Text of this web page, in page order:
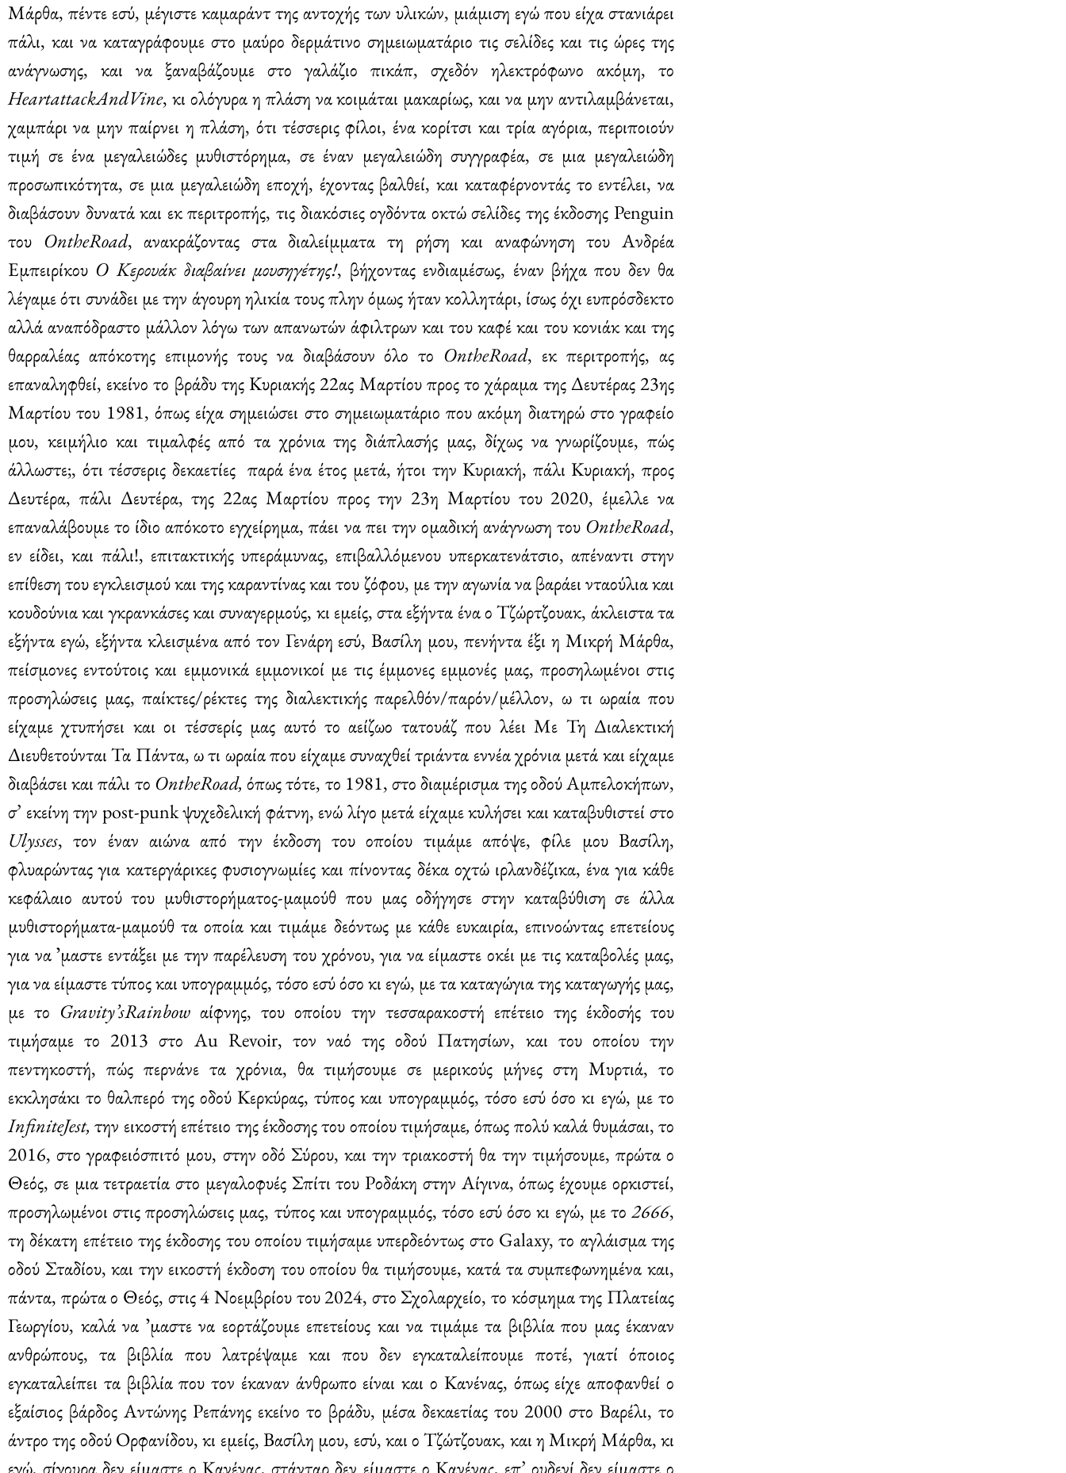
Μάρθα, πέντε εσύ, μέγιστε καμαράντ της αντοχής των υλικών, μιάμιση εγώ που είχα στανιάρει
πάλι, και να καταγράφουμε στο μαύρο δερμάτινο σημειωματάριο τις σελίδες και τις ώρες της
ανάγνωσης, και να ξαναβάζουμε στο γαλάζιο πικάπ, σχεδόν ηλεκτρόφωνο ακόμη, το
HeartattackAndVine, κι ολόγυρα η πλάση να κοιμάται μακαρίως, και να μην αντιλαμβάνεται,
χαμπάρι να μην παίρνει η πλάση, ότι τέσσερις φίλοι, ένα κορίτσι και τρία αγόρια, περιποιούν
τιμή σε ένα μεγαλειώδες μυθιστόρημα, σε έναν μεγαλειώδη συγγραφέα, σε μια μεγαλειώδη
προσωπικότητα, σε μια μεγαλειώδη εποχή, έχοντας βαλθεί, και καταφέρνοντάς το εντέλει, να
διαβάσουν δυνατά και εκ περιτροπής, τις διακόσιες ογδόντα οκτώ σελίδες της έκδοσης Penguin
του OntheRoad, ανακράζοντας στα διαλείμματα τη ρήση και αναφώνηση του Ανδρέα
Εμπειρίκου Ο Κερουάκ διαβαίνει μουσηγέτης!, βήχοντας ενδιαμέσως, έναν βήχα που δεν θα
λέγαμε ότι συνάδει με την άγουρη ηλικία τους πλην όμως ήταν κολλητάρι, ίσως όχι ευπρόσδεκτο
αλλά αναπόδραστο μάλλον λόγω των απανωτών άφιλτρων και του καφέ και του κονιάκ και της
θαρραλέας απόκοτης επιμονής τους να διαβάσουν όλο το OntheRoad, εκ περιτροπής, ας
επαναληφθεί, εκείνο το βράδυ της Κυριακής 22ας Μαρτίου προς το χάραμα της Δευτέρας 23ης
Μαρτίου του 1981, όπως είχα σημειώσει στο σημειωματάριο που ακόμη διατηρώ στο γραφείο
μου, κειμήλιο και τιμαλφές από τα χρόνια της διάπλασής μας, δίχως να γνωρίζουμε, πώς
άλλωστε;, ότι τέσσερις δεκαετίες παρά ένα έτος μετά, ήτοι την Κυριακή, πάλι Κυριακή, προς
Δευτέρα, πάλι Δευτέρα, της 22ας Μαρτίου προς την 23η Μαρτίου του 2020, έμελλε να
επαναλάβουμε το ίδιο απόκοτο εγχείρημα, πάει να πει την ομαδική ανάγνωση του OntheRoad,
εν είδει, και πάλι!, επιτακτικής υπεράμυνας, επιβαλλόμενου υπερκατενάτσιο, απέναντι στην
επίθεση του εγκλεισμού και της καραντίνας και του ζόφου, με την αγωνία να βαράει νταούλια και
κουδούνια και γκρανκάσες και συναγερμούς, κι εμείς, στα εξήντα ένα ο Τζώρτζουακ, άκλειστα τα
εξήντα εγώ, εξήντα κλεισμένα από τον Γενάρη εσύ, Βασίλη μου, πενήντα έξι η Μικρή Μάρθα,
πείσμονες εντούτοις και εμμονικά εμμονικοί με τις έμμονες εμμονές μας, προσηλωμένοι στις
προσηλώσεις μας, παίκτες/ρέκτες της διαλεκτικής παρελθόν/παρόν/μέλλον, ω τι ωραία που
είχαμε χτυπήσει και οι τέσσερίς μας αυτό το αείζωο τατουάζ που λέει Με Τη Διαλεκτική
Διευθετούνται Τα Πάντα, ω τι ωραία που είχαμε συναχθεί τριάντα εννέα χρόνια μετά και είχαμε
διαβάσει και πάλι το OntheRoad,όπως τότε, το 1981, στο διαμέρισμα της οδού Αμπελοκήπων,
σ’ εκείνη την post-punk ψυχεδελική φάτνη, ενώ λίγο μετά είχαμε κυλήσει και καταβυθιστεί στο
Ulysses, τον έναν αιώνα από την έκδοση του οποίου τιμάμε απόψε, φίλε μου Βασίλη,
φλυαρώντας για κατεργάρικες φυσιογνωμίες και πίνοντας δέκα οχτώ ιρλανδέζικα, ένα για κάθε
κεφάλαιο αυτού του μυθιστορήματος-μαμούθ που μας οδήγησε στην καταβύθιση σε άλλα
μυθιστορήματα-μαμούθ τα οποία και τιμάμε δεόντως με κάθε ευκαιρία, επινοώντας επετείους
για να ʼμαστε εντάξει με την παρέλευση του χρόνου, για να είμαστε οκέι με τις καταβολές μας,
για να είμαστε τύπος και υπογραμμός, τόσο εσύ όσο κι εγώ, με τα καταγώγια της καταγωγής μας,
με το Gravity’sRainbow αίφνης, του οποίου την τεσσαρακοστή επέτειο της έκδοσής του
τιμήσαμε το 2013 στο Au Revoir, τον ναό της οδού Πατησίων, και του οποίου την
πεντηκοστή, πώς περνάνε τα χρόνια, θα τιμήσουμε σε μερικούς μήνες στη Μυρτιά, το
εκκλησάκι το θαλπερό της οδού Κερκύρας, τύπος και υπογραμμός, τόσο εσύ όσο κι εγώ, με το
InfiniteJest,την εικοστή επέτειο της έκδοσης του οποίου τιμήσαμε,όπως πολύ καλά θυμάσαι, το
2016, στο γραφειόσπιτό μου, στην οδό Σύρου, και την τριακοστή θα την τιμήσουμε, πρώτα ο
Θεός, σε μια τετραετία στο μεγαλοφυές Σπίτι του Ροδάκη στην Αίγινα, όπως έχουμε ορκιστεί,
προσηλωμένοι στις προσηλώσεις μας, τύπος και υπογραμμός, τόσο εσύ όσο κι εγώ, με το 2666,
τη δέκατη επέτειο της έκδοσης του οποίου τιμήσαμε υπερδεόντως στο Galaxy, το αγλάισμα της
οδού Σταδίου, και την εικοστή έκδοση του οποίου θα τιμήσουμε, κατά τα συμπεφωνημένα και,
πάντα, πρώτα ο Θεός, στις 4 Νοεμβρίου του 2024, στο Σχολαρχείο, το κόσμημα της Πλατείας
Γεωργίου, καλά να ʼμαστε να εορτάζουμε επετείους και να τιμάμε τα βιβλία που μας έκαναν
ανθρώπους, τα βιβλία που λατρέψαμε και που δεν εγκαταλείπουμε ποτέ, γιατί όποιος
εγκαταλείπει τα βιβλία που τον έκαναν άνθρωπο είναι και ο Κανένας, όπως είχε αποφανθεί ο
εξαίσιος βάρδος Αντώνης Ρεπάνης εκείνο το βράδυ, μέσα δεκαετίας του 2000 στο Βαρέλι, το
άντρο της οδού Ορφανίδου, κι εμείς, Βασίλη μου, εσύ, και ο Τζώτζουακ, και η Μικρή Μάρθα, κι
εγώ, σίγουρα δεν είμαστε ο Κανένας, στάνταρ δεν είμαστε ο Κανένας, επ’ ουδενί δεν είμαστε ο